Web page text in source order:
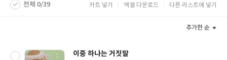
전체 0/39 카트 넣기 엑셀 다운로드 다른 리스트에 넣기
추가한 순
이중 하나는 거짓말